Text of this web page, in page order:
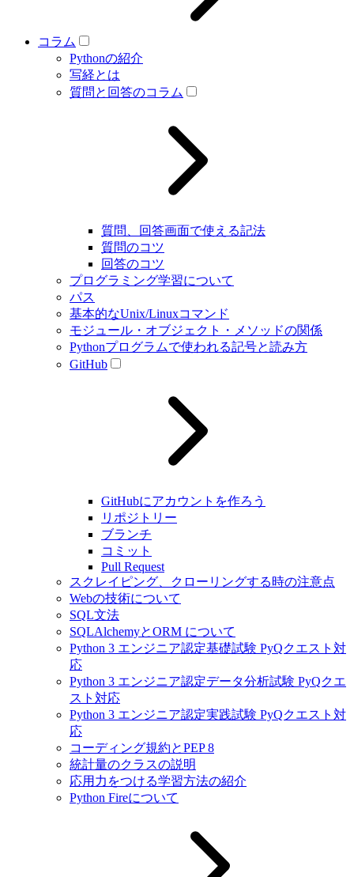
コラム
Pythonの紹介
写経とは
質問と回答のコラム
質問、回答画面で使える記法
質問のコツ
回答のコツ
プログラミング学習について
パス
基本的なUnix/Linuxコマンド
モジュール・オブジェクト・メソッドの関係
Pythonプログラムで使われる記号と読み方
GitHub
GitHubにアカウントを作ろう
リポジトリー
ブランチ
コミット
Pull Request
スクレイピング、クローリングする時の注意点
Webの技術について
SQL文法
SQLAlchemyとORM について
Python 3 エンジニア認定基礎試験 PyQクエスト対
応
Python 3 エンジニア認定データ分析試験 PyQクエ
スト対応
Python 3 エンジニア認定実践試験 PyQクエスト対
応
コーディング規約とPEP 8
統計量のクラスの説明
応用力をつける学習方法の紹介
Python Fireについて